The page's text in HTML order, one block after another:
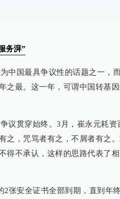
务湃”
国最具争议性的话题之一，而
之最。这一年，可谓中国转基
贯穿始终。3月，崔永元耗资
之，咒骂者有之，不屑者有之
得不承认，这样的思路代表了
安全证书全部到期，直到年